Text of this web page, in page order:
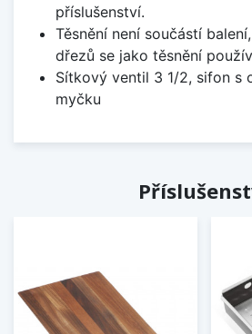
příslušenství.
Těsnění není součástí
dřezů se jako těsnění
Sítkový ventil 3 1/2, sifon s
myčku